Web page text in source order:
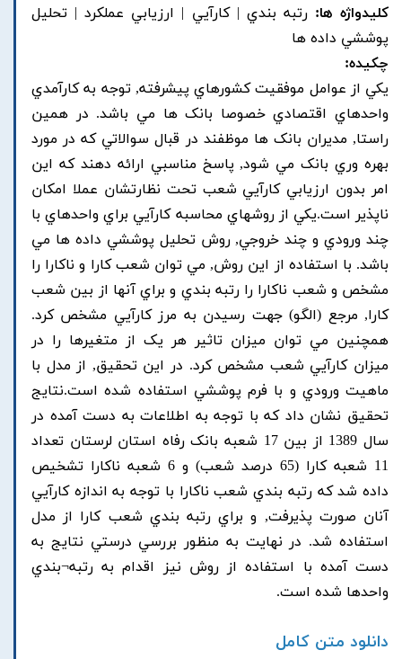
کلیدواژه ها: رتبه بندي | کارآيي | ارزيابي عملکرد | تحليل
پوششي داده ها
چکیده:
يکي از عوامل موفقيت کشورهاي پيشرفته, توجه به کارآمدي
واحدهاي اقتصادي خصوصا بانک ها مي باشد. در همين
راستا, مديران بانک ها موظفند در قبال سوالاتي که در مورد
بهره وري بانک مي شود, پاسخ مناسبي ارائه دهند که اين
امر بدون ارزيابي کارآيي شعب تحت نظارتشان عملا امکان
ناپذير است.يکي از روشهاي محاسبه کارآيي براي واحدهاي با
چند ورودي و چند خروجي, روش تحليل پوششي داده ها مي
باشد. با استفاده از اين روش, مي توان شعب کارا و ناکارا را
مشخص و شعب ناکارا را رتبه بندي و براي آنها از بين شعب
کارا, مرجع (الگو) جهت رسيدن به مرز کارآيي مشخص کرد.
همچنين مي توان ميزان تاثير هر يک از متغيرها را در
ميزان کارآيي شعب مشخص کرد. در اين تحقيق, از مدل با
ماهيت ورودي و با فرم پوششي استفاده شده است.نتايج
تحقيق نشان داد که با توجه به اطلاعات به دست آمده در
سال 1389 از بين 17 شعبه بانک رفاه استان لرستان تعداد
11 شعبه کارا (65 درصد شعب) و 6 شعبه ناکارا تشخيص
داده شد که رتبه بندي شعب ناکارا با توجه به اندازه کارآيي
آنان صورت پذيرفت, و براي رتبه بندي شعب کارا از مدل
استفاده شد. در نهايت به منظور بررسي درستي نتايج به
دست آمده با استفاده از روش نيز اقدام به رتبه¬بندي
واحدها شده است.
دانلود متن کامل